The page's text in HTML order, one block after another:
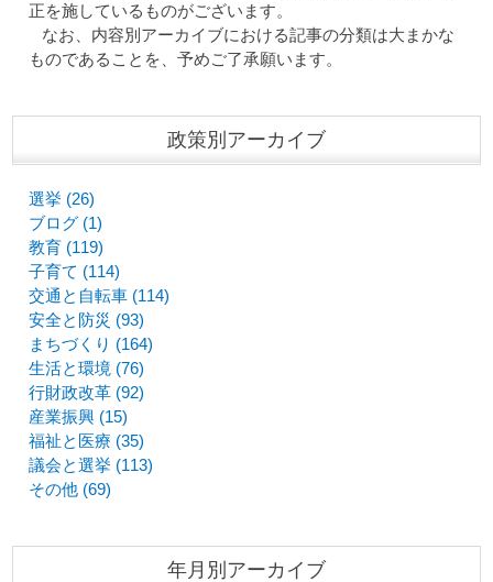
正を施しているものがございます。
なお、内容別アーカイブにおける記事の分類は大まかな
ものであることを、予めご了承願います。
政策別アーカイブ
選挙 (26)
ブログ (1)
教育 (119)
子育て (114)
交通と自転車 (114)
安全と防災 (93)
まちづくり (164)
生活と環境 (76)
行財政改革 (92)
産業振興 (15)
福祉と医療 (35)
議会と選挙 (113)
その他 (69)
年月別アーカイブ